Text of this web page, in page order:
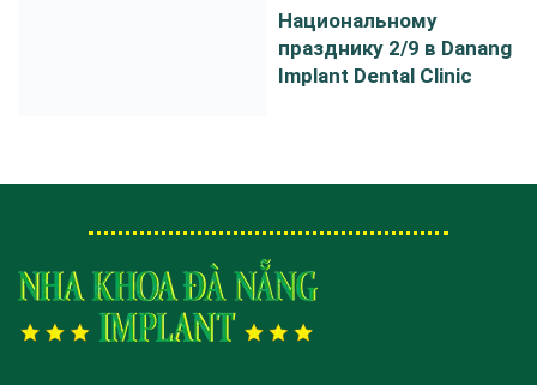
Национальному
празднику 2/9 в Danang
Implant Dental Clinic